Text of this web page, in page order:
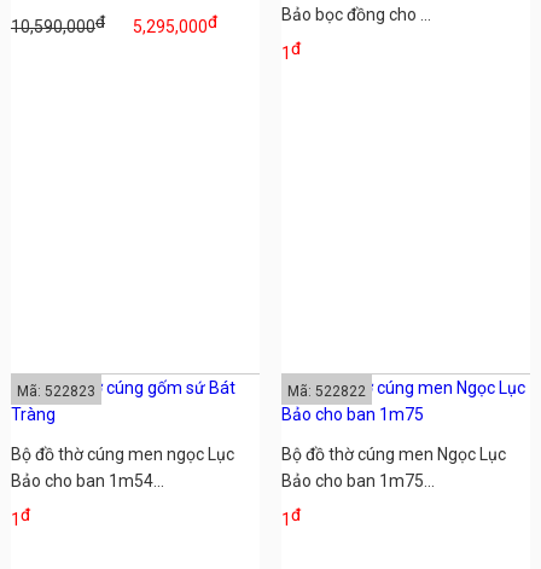
10,590,000đ 5,295,000đ
Bảo bọc đồng cho ...
1đ
Bộ đồ thờ cúng men ngọc Lục
Bảo cho ban 1m54...
1đ
Mã: 522823
Bộ đồ thờ cúng men Ngọc Lục
Bảo cho ban 1m75...
1đ
Mã: 522822